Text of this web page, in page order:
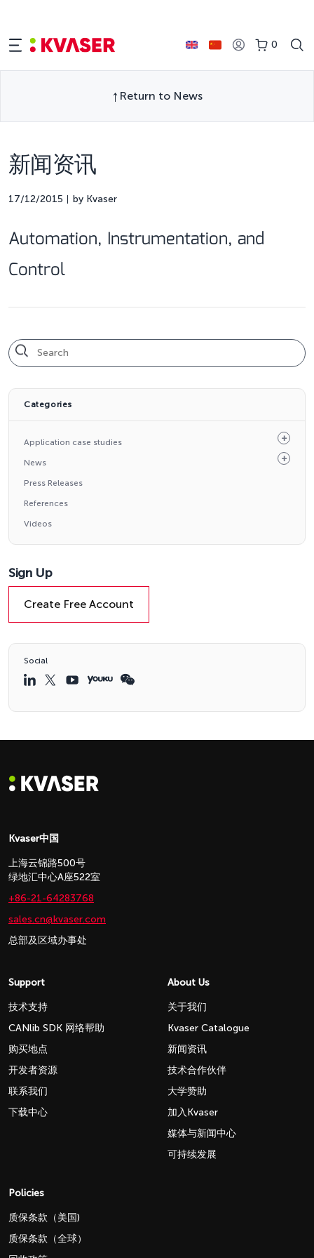
0
Return to News
新闻资讯
17/12/2015 by Kvaser
Automation, Instrumentation, and
Control
Categories
Application case studies
News
Press Releases
References
Videos
Sign Up
Create Free Account
Social
Kvaser中国
上海云锦路500号
绿地汇中心A座522室
+86-21-64283768
sales.cn@kvaser.com
总部及区域办事处
Support
技术支持
CANlib SDK 网络帮助
购买地点
开发者资源
联系我们
下载中心
About Us
关于我们
Kvaser Catalogue
新闻资讯
技术合作伙伴
大学赞助
加入Kvaser
媒体与新闻中心
可持续发展
Policies
质保条款（美国)
质保条款（全球）